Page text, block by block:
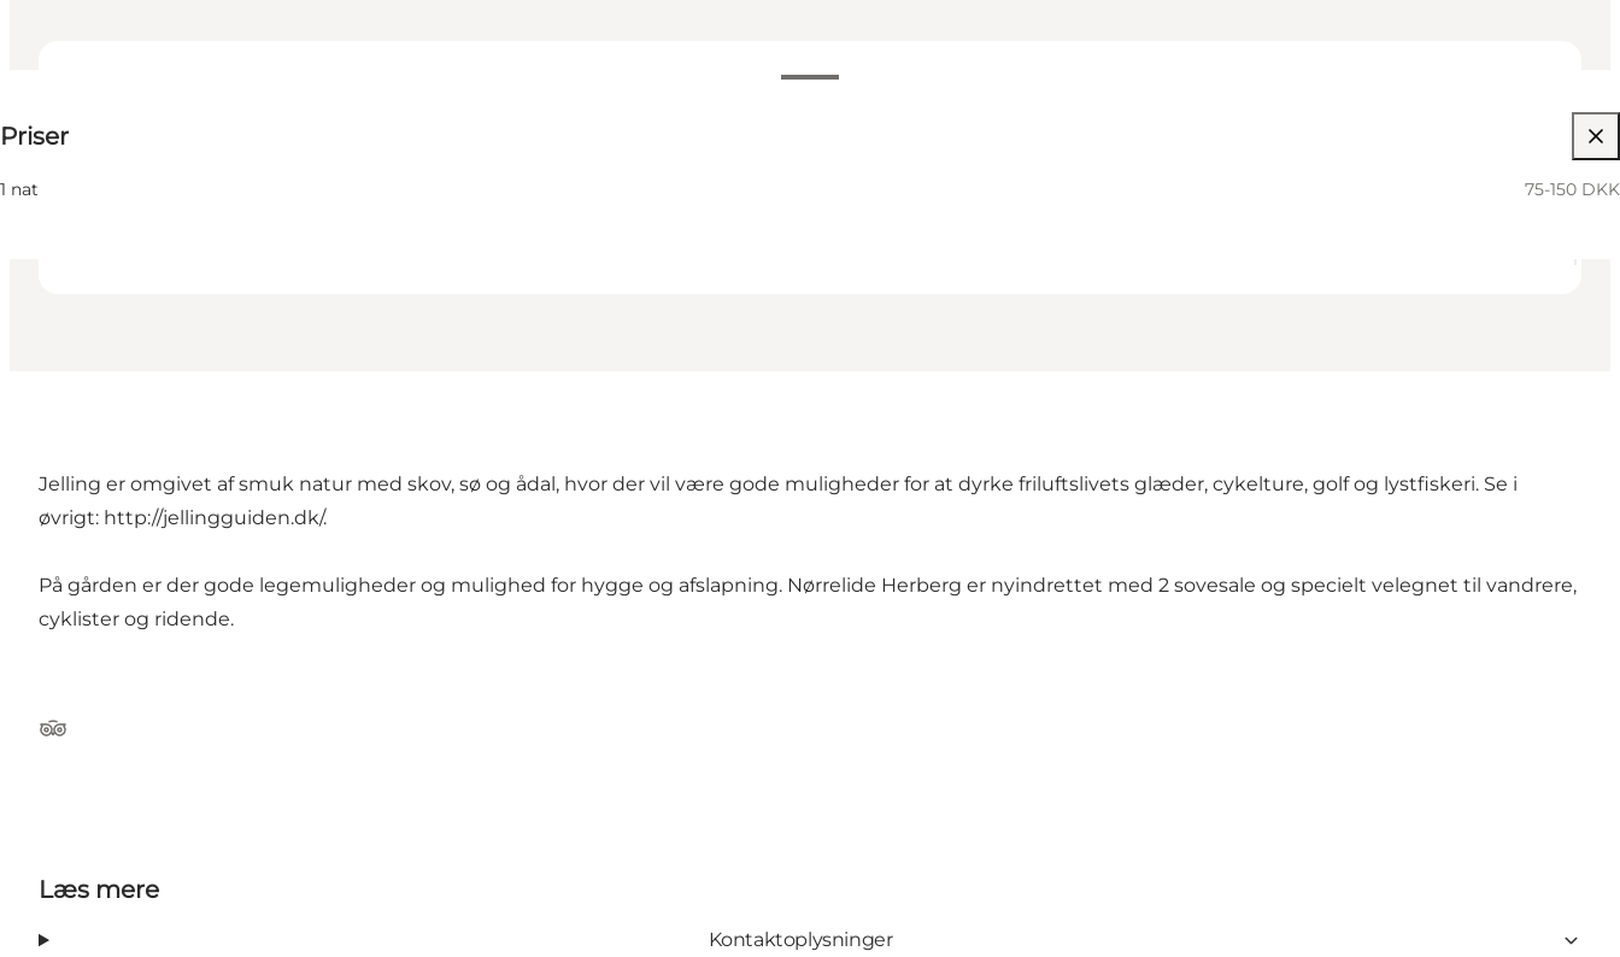
Priser
1 nat 75-150 DKK
Jelling er omgivet af smuk natur med skov, sø og ådal, hvor der vil være gode muligheder for at dyrke friluftslivets glæder, cykelture, golf og lystfiskeri. Se i
øvrigt: http://jellingguiden.dk/.
På gården er der gode legemuligheder og mulighed for hygge og afslapning. Nørrelide Herberg er nyindrettet med 2 sovesale og specielt velegnet til vandrere,
cyklister og ridende.
Tripadvisor
Læs mere
Kontaktoplysninger